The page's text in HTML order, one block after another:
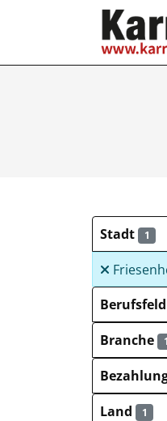
Stadt 1
Berufsfeld
Branche 1
Land 1